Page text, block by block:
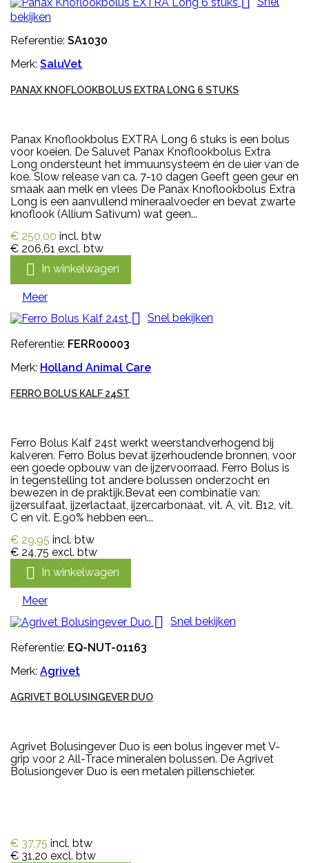
bekijken
Referentie: SA1030
Merk: SaluVet
PANAX KNOFLOOKBOLUS EXTRA LONG 6 STUKS
Panax Knoflookbolus EXTRA Long 6 stuks is een bolus
voor koeien. De Saluvet Panax Knoflookbolus Extra
Long ondersteunt het immuunsysteem én de uier van de
koe. Slow release van ca. 7-10 dagen Geeft geen geur en
smaak aan melk en vlees De Panax Knoflookbolus Extra
Long is een aanvullend mineraalvoeder en bevat zwarte
knoflook (Allium Sativum) wat geen...
€ 250,00 incl. btw
€ 206,61 excl. btw
 In winkelwagen
Meer
 Snel bekijken
Referentie: FERR00003
Merk: Holland Animal Care
FERRO BOLUS KALF 24ST
Ferro Bolus Kalf 24st werkt weerstandverhogend bij
kalveren. Ferro Bolus bevat ijzerhoudende bronnen, voor
een goede opbouw van de ijzervoorraad. Ferro Bolus is
in tegenstelling tot andere bolussen onderzocht en
bewezen in de praktijk.Bevat een combinatie van:
ijzersulfaat, ijzerlactaat, ijzercarbonaat, vit. A, vit. B12, vit.
C en vit. E.90% hebben een...
€ 29,95 incl. btw
€ 24,75 excl. btw
 In winkelwagen
Meer
 Snel bekijken
Referentie: EQ-NUT-01163
Merk: Agrivet
AGRIVET BOLUSINGEVER DUO
Agrivet Bolusingever Duo is een bolus ingever met V-
grip voor 2 All-Trace mineralen bolussen. De Agrivet
Bolusiongever Duo is een metalen pillenschieter.
€ 37,75 incl. btw
€ 31,20 excl. btw